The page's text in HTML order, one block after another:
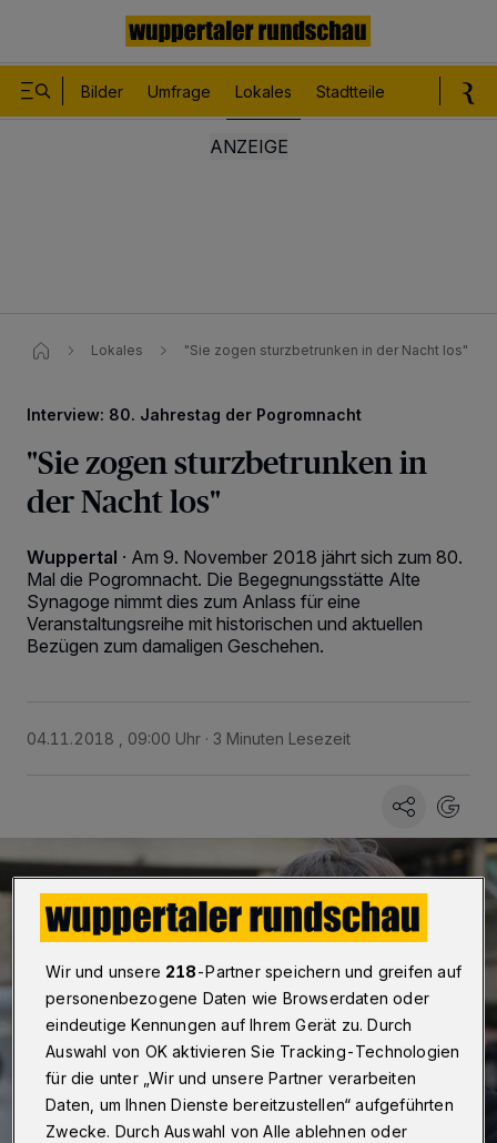
Bilder Umfrage Lokales Stadtteile
Lokales "Sie zogen sturzbetrunken in der Nacht los"
Interview: 80. Jahrestag der Pogromnacht
"Sie zogen sturzbetrunken in
der Nacht los"
Wuppertal · Am 9. November 2018 jährt sich zum 80.
Mal die Pogromnacht. Die Begegnungsstätte Alte
Synagoge nimmt dies zum Anlass für eine
Veranstaltungsreihe mit historischen und aktuellen
Bezügen zum damaligen Geschehen.
04.11.2018 , 09:00 Uhr 3 Minuten Lesezeit
Wir und unsere 218-Partner speichern und greifen auf
personenbezogene Daten wie Browserdaten oder
eindeutige Kennungen auf Ihrem Gerät zu. Durch
Auswahl von OK aktivieren Sie Tracking-Technologien
für die unter „Wir und unsere Partner verarbeiten
Daten, um Ihnen Dienste bereitzustellen“ aufgeführten
Zwecke. Durch Auswahl von Alle ablehnen oder